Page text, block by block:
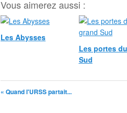
Vous aimerez aussi :
Les Abysses
Les portes
Sud
« Quand l'URSS partait...